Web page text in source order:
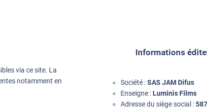
via ce site. La
notamment en
Informations
Société :SAS JAM Difus
Enseigne : Luminis Films
Adresse du siège social :